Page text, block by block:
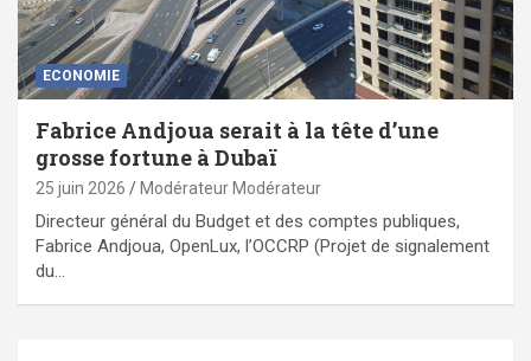
ECONOMIE
Fabrice Andjoua serait à la tête d’une
grosse fortune à Dubaï
25 juin 2026 Modérateur Modérateur
Directeur général du Budget et des comptes publiques,
Fabrice Andjoua, OpenLux, l’OCCRP (Projet de signalement
du…